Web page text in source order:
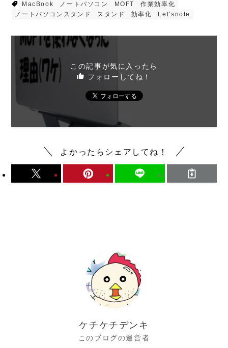
MacBook
ノートパソコン MOFT
作業効率化
ノートパソコンスタンド
スタンド 効率化 Let'snote
この記事が気に入ったら
フォローしてね！
よかったらシェアしてね！
ケチケチデンキ
このブログの運営者